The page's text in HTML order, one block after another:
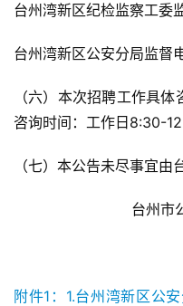
台州湾新区纪检监察工委
台州湾新区公安分局监督
（六）本次招聘工作具
咨询时间：工作日8:30-
（七）本公告未尽事宜由
台州市
附件1：1.台州湾新区公